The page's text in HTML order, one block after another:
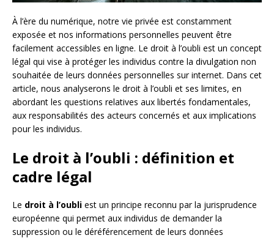
À l’ère du numérique, notre vie privée est constamment
exposée et nos informations personnelles peuvent être
facilement accessibles en ligne. Le droit à l’oubli est un concept
légal qui vise à protéger les individus contre la divulgation non
souhaitée de leurs données personnelles sur internet. Dans cet
article, nous analyserons le droit à l’oubli et ses limites, en
abordant les questions relatives aux libertés fondamentales,
aux responsabilités des acteurs concernés et aux implications
pour les individus.
Le droit à l’oubli : définition et
cadre légal
Le droit à l’oubli est un principe reconnu par la jurisprudence
européenne qui permet aux individus de demander la
suppression ou le déréférencement de leurs données